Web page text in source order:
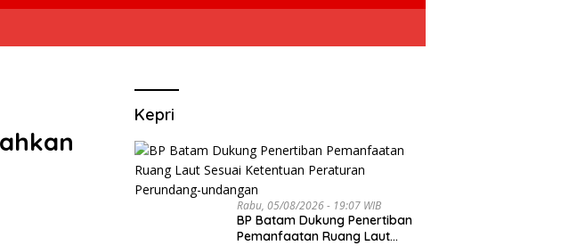
Kepri
Rabu, 05/08/2026 - 19:07 WIB
BP Batam Dukung Penertiban
Pemanfaatan Ruang Laut